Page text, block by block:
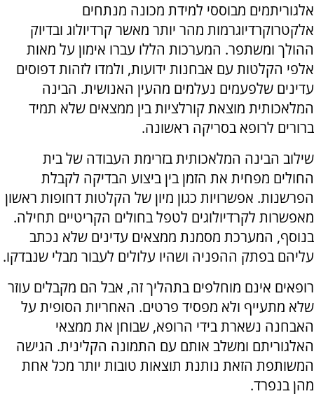
אלגוריתמים מבוססי למידת מכונה מנתחים
אלקטרוקרדיוגרמות מהר יותר מאשר קרדיולוג ובדיוק
ההולך ומשתפר. המערכות הללו עברו אימון על מאות
אלפי הקלטות עם אבחנות ידועות, ולמדו לזהות דפוסים
עדינים שלפעמים נעלמים מהעין האנושית. הבינה
המלאכותית מוצאת קורלציות בין ממצאים שלא תמיד
ברורים לרופא בסריקה ראשונה.
שילוב הבינה המלאכותית בזרימת העבודה של בית
החולים מפחית את הזמן בין ביצוע הבדיקה לקבלת
הפרשנות. אפשרויות כגון מיון של הקלטות דחופות ראשון
מאפשרות לקרדיולוגים לטפל בחולים הקריטיים תחילה.
בנוסף, המערכת מסמנת ממצאים עדינים שלא נכתב
עליהם בפתק ההפניה ושהיו עלולים לעבור מבלי שנבדקו.
רופאים אינם מוחלפים בתהליך זה, אבל הם מקבלים עוזר
שלא מתעייף ולא מפסיד פרטים. האחריות הסופית על
האבחנה נשארת בידי הרופא, שבוחן את ממצאי
האלגוריתם ומשלב אותם עם התמונה הקלינית. הגישה
המשותפת הזאת נותנת תוצאות טובות יותר מכל אחת
מהן בנפרד.